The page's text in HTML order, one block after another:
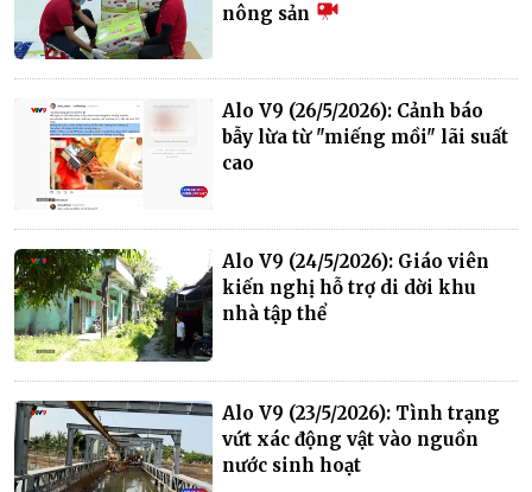
nông sản
Alo V9 (26/5/2026): Cảnh báo
bẫy lừa từ "miếng mồi" lãi suất
cao
Alo V9 (24/5/2026): Giáo viên
kiến nghị hỗ trợ di dời khu
nhà tập thể
Alo V9 (23/5/2026): Tình trạng
vứt xác động vật vào nguồn
nước sinh hoạt